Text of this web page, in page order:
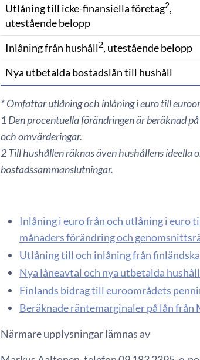
Utlåning till icke-finansiella företag2,
utestående belopp
Inlåning från hushåll2, utestående belopp
Nya utbetalda bostadslån till hushåll
* Omfattar utlåning och inlåning i euro till
1 Den procentuella förändringen är beräknad
och omvärderingar.
2 Till hushållen räknas även hushållens
bostadssammanslutningar.
Inlåning i euro från och utlåning i euro
månaders förändring och
Utlåning till och inlåning från
Nya låneavtal och nya utbetalda
Finlands bidrag till euroområdets
Beräknade räntemarginaler på lån från
Närmare upplysningar lämnas av